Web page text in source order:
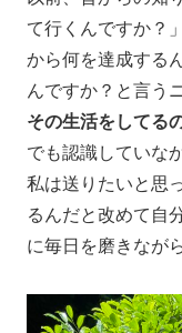
て行くんですか？
から何を達成する
んですか？と言う
その生活をしてるの
でも認識していな
私は送りたいと思
るんだと改めて自
に毎日を磨きなが